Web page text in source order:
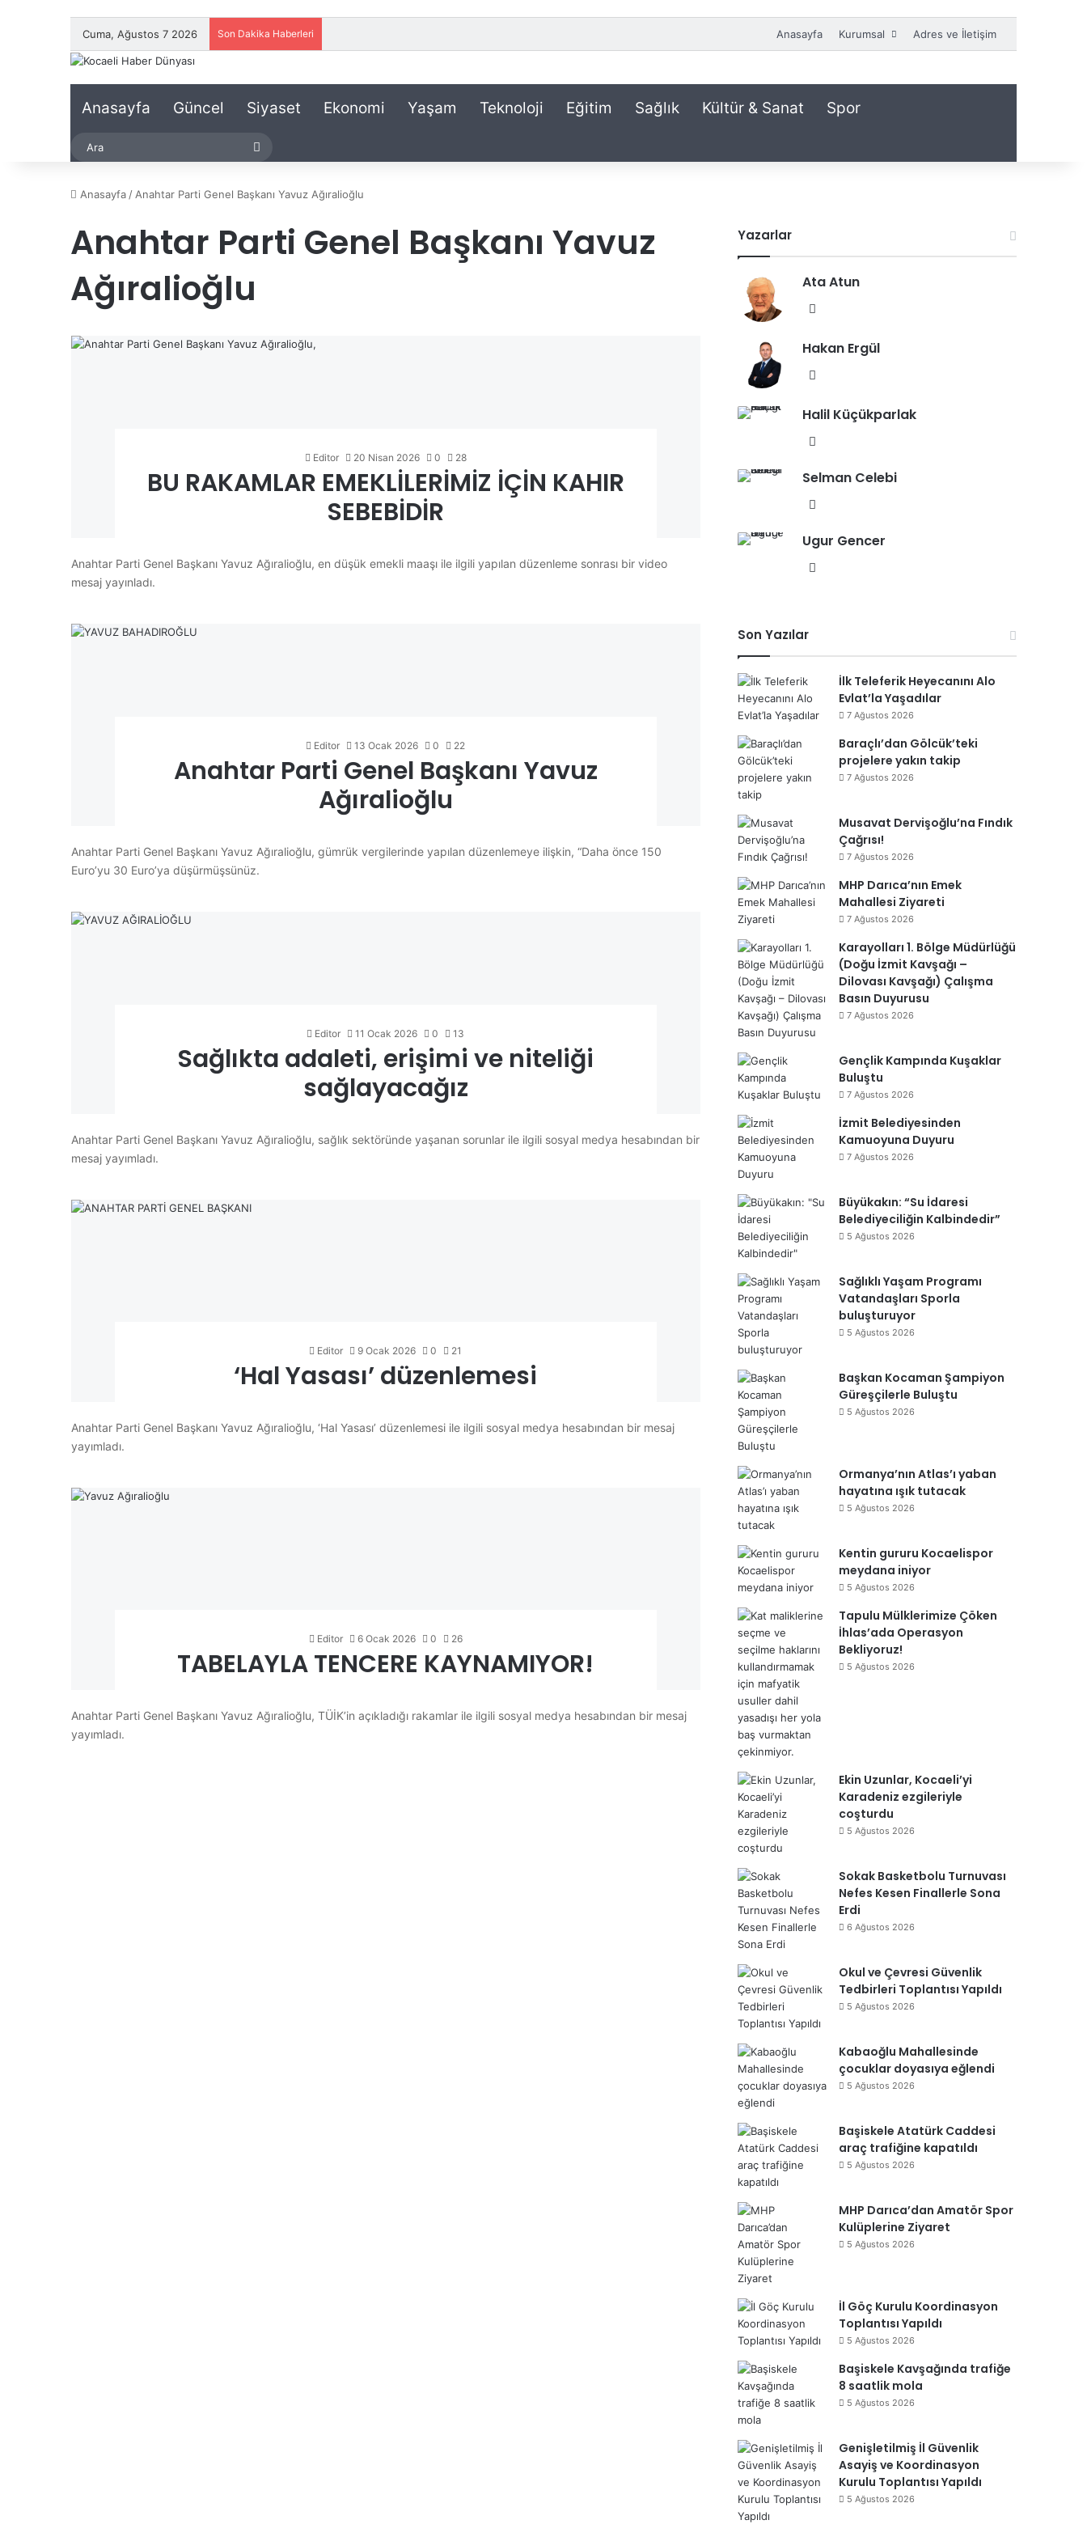
Cuma, Ağustos 7 2026 Son Dakika Haberleri Anasayfa Kurumsal Adres ve İletişim
Anasayfa Güncel Siyaset Ekonomi Yaşam Teknoloji Eğitim Sağlık Kültür & Sanat Spor
Anasayfa / Anahtar Parti Genel Başkanı Yavuz Ağıralioğlu
Anahtar Parti Genel Başkanı Yavuz
Ağıralioğlu
Editor 20 Nisan 2026 0 28
BU RAKAMLAR EMEKLİLERİMİZ İÇİN KAHIR
SEBEBİDİR
Anahtar Parti Genel Başkanı Yavuz Ağıralioğlu, en düşük emekli maaşı ile ilgili yapılan düzenleme sonrası bir video
mesaj yayınladı.
Editor 13 Ocak 2026 0 22
Anahtar Parti Genel Başkanı Yavuz
Ağıralioğlu
Anahtar Parti Genel Başkanı Yavuz Ağıralioğlu, gümrük vergilerinde yapılan düzenlemeye ilişkin, “Daha önce 150
Euro’yu 30 Euro’ya düşürmüşsünüz.
Editor 11 Ocak 2026 0 13
Sağlıkta adaleti, erişimi ve niteliği
sağlayacağız
Anahtar Parti Genel Başkanı Yavuz Ağıralioğlu, sağlık sektöründe yaşanan sorunlar ile ilgili sosyal medya hesabından bir
mesaj yayımladı.
Editor 9 Ocak 2026 0 21
‘Hal Yasası’ düzenlemesi
Anahtar Parti Genel Başkanı Yavuz Ağıralioğlu, ‘Hal Yasası’ düzenlemesi ile ilgili sosyal medya hesabından bir mesaj
yayımladı.
Editor 6 Ocak 2026 0 26
TABELAYLA TENCERE KAYNAMIYOR!
Anahtar Parti Genel Başkanı Yavuz Ağıralioğlu, TÜİK’in açıkladığı rakamlar ile ilgili sosyal medya hesabından bir mesaj
yayımladı.
Yazarlar
Ata Atun
sit
Hakan Ergül
sit
Halil Küçükparlak
sit
Selman Celebi
sit
Ugur Gencer
Son Yazılar
İlk Teleferik Heyecanını Alo
Evlat’la Yaşadılar
7 Ağustos 2026
Baraçlı’dan Gölcük’teki
projelere yakın takip
7 Ağustos 2026
Musavat Dervişoğlu’na Fındık
Çağrısı!
7 Ağustos 2026
MHP Darıca’nın Emek
Mahallesi Ziyareti
7 Ağustos 2026
Karayolları 1. Bölge Müdürlüğü
(Doğu İzmit Kavşağı –
Dilovası Kavşağı) Çalışma
Basın Duyurusu
7 Ağustos 2026
Gençlik Kampında Kuşaklar
Buluştu
7 Ağustos 2026
İzmit Belediyesinden
Kamuoyuna Duyuru
7 Ağustos 2026
Büyükakın: “Su İdaresi
Belediyeciliğin Kalbindedir”
5 Ağustos 2026
Sağlıklı Yaşam Programı
Vatandaşları Sporla
buluşturuyor
5 Ağustos 2026
Başkan Kocaman Şampiyon
Güreşçilerle Buluştu
5 Ağustos 2026
Ormanya’nın Atlas’ı yaban
hayatına ışık tutacak
5 Ağustos 2026
Kentin gururu Kocaelispor
meydana iniyor
5 Ağustos 2026
Tapulu Mülklerimize Çöken
İhlas’ada Operasyon
Bekliyoruz!
5 Ağustos 2026
Ekin Uzunlar, Kocaeli’yi
Karadeniz ezgileriyle
coşturdu
5 Ağustos 2026
Sokak Basketbolu Turnuvası
Nefes Kesen Finallerle Sona
Erdi
6 Ağustos 2026
Okul ve Çevresi Güvenlik
Tedbirleri Toplantısı Yapıldı
5 Ağustos 2026
Kabaoğlu Mahallesinde
çocuklar doyasıya eğlendi
5 Ağustos 2026
Başiskele Atatürk Caddesi
araç trafiğine kapatıldı
5 Ağustos 2026
MHP Darıca’dan Amatör Spor
Kulüplerine Ziyaret
5 Ağustos 2026
İl Göç Kurulu Koordinasyon
Toplantısı Yapıldı
5 Ağustos 2026
Başiskele Kavşağında trafiğe
8 saatlik mola
5 Ağustos 2026
Genişletilmiş İl Güvenlik
Asayiş ve Koordinasyon
Kurulu Toplantısı Yapıldı
5 Ağustos 2026